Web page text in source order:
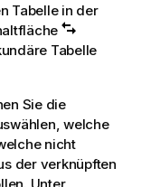
Tabelle in der
Tabelle
Sie die
welche
nicht
der verknüpften